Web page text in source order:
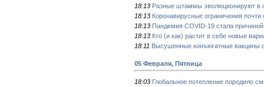
18:13 Разные штаммы эволюционируют в
18:13 Коронавирусные ограничения
18:13 Пандемия COVID-19 стала
18:13 Кто (и как) растит в себе новые
18:11 Высушенные конъюгатные вакцины
05 Февраля, Пятница
18:03 Глобальное потепление породило